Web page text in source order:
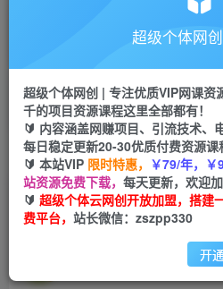
会员专属推广链接
挂机
项目
脚本卡密
首页 创业课程 会员免费 正文
云逸·2023剧本杀虚拟资源
作，蓝海项目轻松日入500+
超级个体网
超级个体网创 | 专注优质VIP网课资
千的项目资源课程这里全部都有！
🔰 内容涵盖网赚项目、引流技术、
每日稳定更新20-30优质付费资源课
🔰 本站VIP 限时特惠， ￥79/年，￥
站资源免费下载， 每天更新，欢迎加
🔰 超级个体云网创开放加盟，搭建
费平台， 站长微信：zszpp330
开